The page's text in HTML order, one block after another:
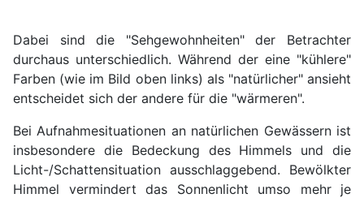
Dabei sind die "Sehgewohnheiten" der Betrachter
durchaus unterschiedlich. Während der eine "kühlere"
Farben (wie im Bild oben links) als "natürlicher" ansieht
entscheidet sich der andere für die "wärmeren".
Bei Aufnahmesituationen an natürlichen Gewässern ist
insbesondere die Bedeckung des Himmels und die
Licht-/Schattensituation ausschlaggebend. Bewölkter
Himmel vermindert das Sonnenlicht umso mehr je